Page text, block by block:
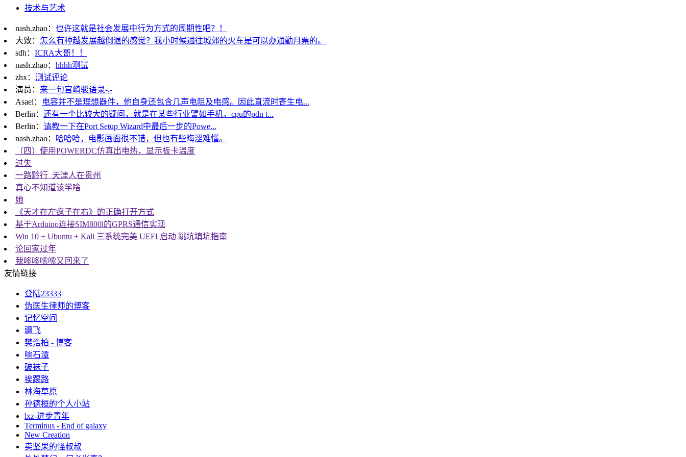
技术与艺术
nash.zhao： 也许这就是社会发展中行为方式的周期性吧？！
大致： 怎么有种越发展越倒退的感觉？我小时候通往城郊的火车是可以办通勤月票的。
sdh： ICRA大哥！！
nash.zhao： hhhh测试
zhx： 测试评论
演员： 来一句宫崎骏语录-.-
Asael：
电容并不是理想器件，他自身还包含几声电阻及电感。因此直流时寄生电...
Berlin： 还有一个比较大的疑问，就是在某些行业譬如手机，cpu的pdn t...
Berlin： 请教一下在Port Setup Wizard中最后一步的Powe...
nash.zhao： 哈哈哈，电影画面很不错，但也有些晦涩难懂。
（四）使用POWERDC仿真出电热，显示板卡温度
过失
一路黔行_天津人在贵州
真心不知道该学啥
她
《天才在左疯子在右》的正确打开方式
基于Arduino连接SIM800l的GPRS通信实现
Win 10 + Ubuntu + Kali 三系统完美 UEFI 启动 跳坑填坑指南
论回家过年
我哆哆嗦嗦又回来了
友情链接
登陆23333
伪医生律师的博客
记忆空间
疆飞
樊浩柏 - 博客
响石潭
破袜子
挨踢路
林海草原
孙德桓的个人小站
lxz-进步青年
Terminus - End of galaxy
New Creation
卖坚果的怪叔叔